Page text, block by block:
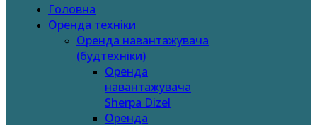
Головна
Оренда техніки
Оренда навантажувача
(будтехніки)
Оренда
навантажувача
Sherpa Dizel
Оренда